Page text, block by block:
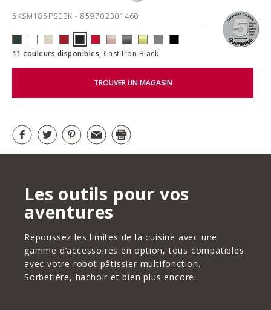
5KSM185PSEBK- 859702301460
11 couleurs disponibles, Cast Iron Black
TROUVER UN MAGASIN
Les outils pour vos
aventures
Repoussez les limites de la cuisine avec une
gamme d’accessoires en option, tous compatibles
avec votre robot pâtissier multifonction.
Sorbetière, hachoir et bien plus encore.